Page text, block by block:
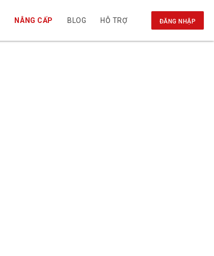
NÂNG CẤP BLOG HỖ TRỢ ĐĂNG NHẬP